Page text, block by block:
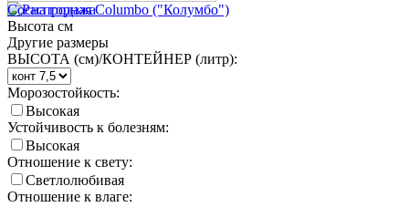
Сосна горная Columbo ("Колумбо")
Высота см
Другие размеры
ВЫСОТА (см)/КОНТЕЙНЕР (литр):
Морозостойкость:
Высокая
Устойчивость к болезням:
Высокая
Отношение к свету:
Светлолюбивая
Отношение к влаге: